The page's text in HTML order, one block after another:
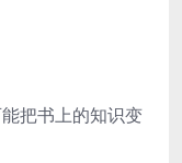
把书上的知识变